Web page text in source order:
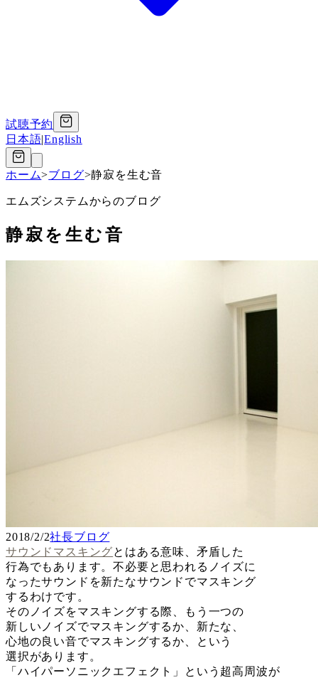
試聴予約
日本語|English
ホーム>ブログ>静寂を生む音
エムズシステムからのブログ
静寂を生む音
2018/2/2社長ブログ
サウンドマスキングとはある意味、矛盾した
行為でもあります。不必要と思われるノイズに
なったサウンドを新たなサウンドでマスキング
するわけです。
そのノイズをマスキングする際、もう一つの
新しいノイズでマスキングするか、新たな、
心地の良い音でマスキングするか、という
選択があります。
「ハイパーソニックエフェクト」という超高周波が